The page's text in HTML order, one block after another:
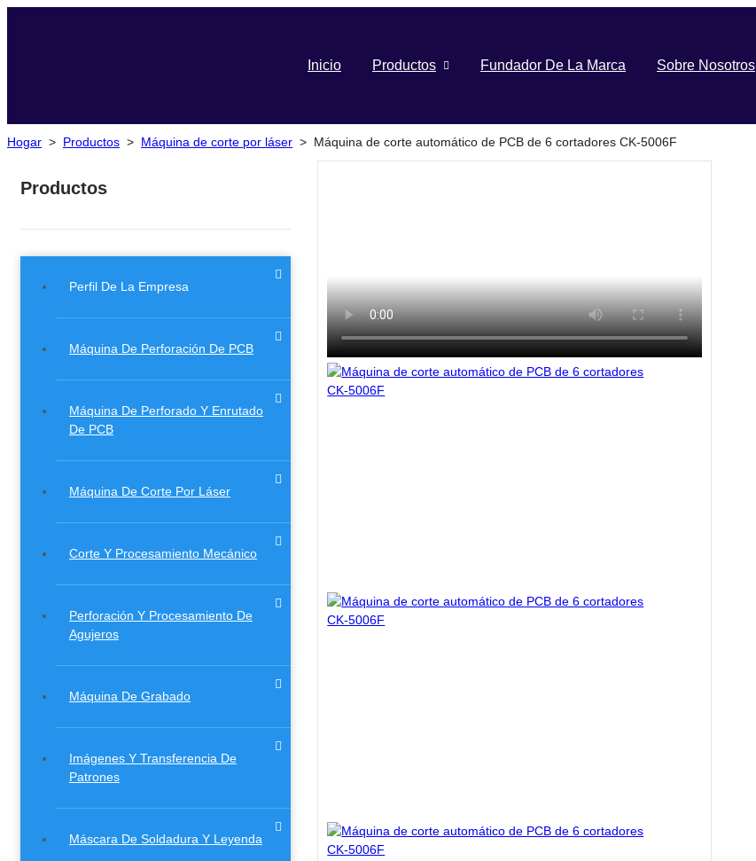
Inicio Productos Fundador De La Marca Sobre Nosotros
Hogar > Productos > Máquina de corte por láser > Máquina de corte automático de PCB de 6 cortadores CK-5006F
Productos
Perfil De La Empresa
Máquina De Perforación De PCB
Máquina De Perforado Y Enrutado
De PCB
Máquina De Corte Por Láser
Corte Y Procesamiento Mecánico
Perforación Y Procesamiento De
Agujeros
Máquina De Grabado
Imágenes Y Transferencia De
Patrones
Máscara De Soldadura Y Leyenda